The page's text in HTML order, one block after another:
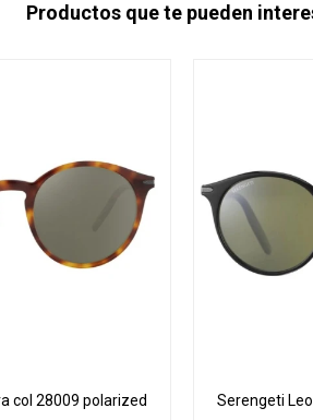
Productos que te pueden
col 28009 polarized Serengeti